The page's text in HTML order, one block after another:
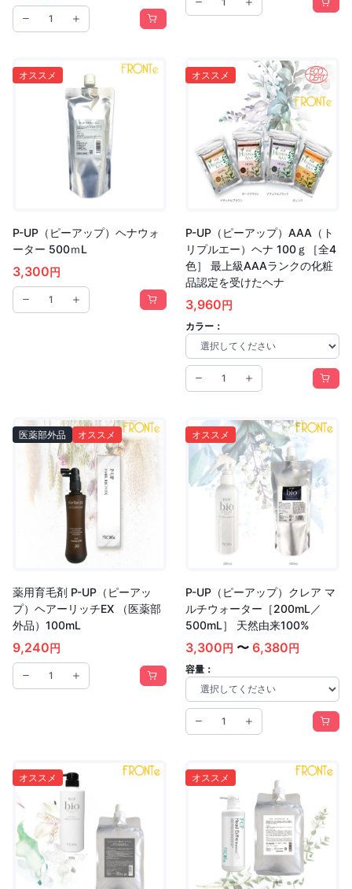
オススメ
P-UP（ピーアップ）ヘナウォ
ーター 500ｍL
3,300円
オススメ
P-UP（ピーアップ）AAA（ト
リプルエー）ヘナ 100ｇ［全4
色］ 最上級AAAランクの化粧
品認定を受けたヘナ
3,960円
カラー：
医薬部外品 オススメ
薬用育毛剤 P-UP（ピーアッ
プ）ヘアーリッチEX （医薬部
外品）100mL
9,240円
オススメ
P-UP（ピーアップ）クレア マ
ルチウォーター［200mL／
500mL］ 天然由来100%
3,300円 〜 6,380円
容量：
オススメ オススメ